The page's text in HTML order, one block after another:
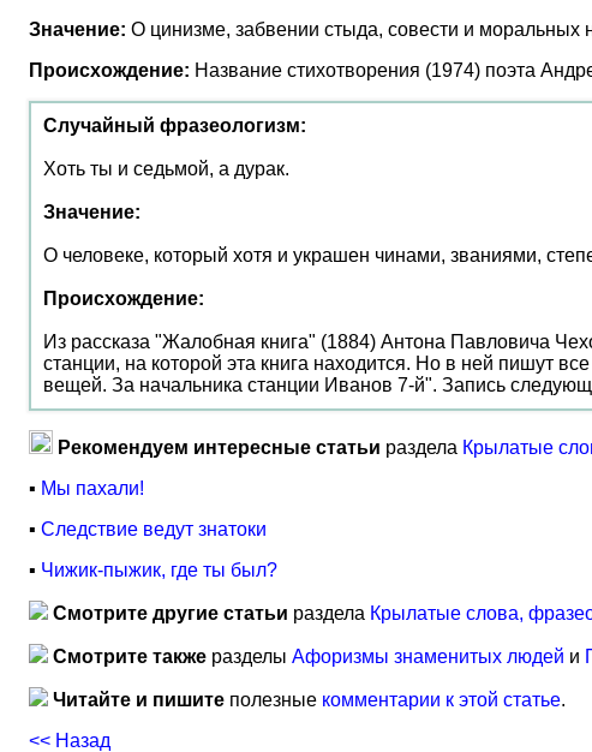
Значение: О цинизме, забвении стыда, совести и моральных
Происхождение: Название стихотворения (1974) поэта
Случайный фразеологизм:
Хоть ты и седьмой, а дурак.
Значение:
О человеке, который хотя и украшен чинами, званиями,
Происхождение:
Из рассказа "Жалобная книга" (1884) Антона Павловича
станции, на которой эта книга находится. Но в ней пишут
вещей. За начальника станции Иванов 7-й". Запись
Рекомендуем интересные статьи раздела Крылатые
▪ Мы пахали!
▪ Следствие ведут знатоки
▪ Чижик-пыжик, где ты был?
Смотрите другие статьи раздела Крылатые слова,
Смотрите также разделы Афоризмы знаменитых людей и
Читайте и пишите полезные комментарии к этой статье.
<< Назад